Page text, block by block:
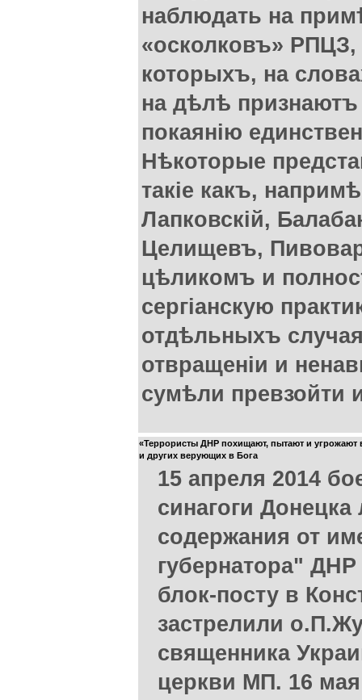
наблюдать на
«осколковъ» РПЦЗ,
которыхъ, на
на дѣлѣ признаютъ
покаянію
Нѣкоторые
такіе какъ,
Лапковскiй,
Целищевъ,
цѣликомъ и
сергіанскую
отдѣльныхъ
отвращеніи и
сумѣли превзойти
«Террористы ДНР похищают, пытают и угрожают
и других верующих в Бога
15 апреля 2014
синагоги Донецка
содержания от
губернатора"
блок-посту в
застрелили
священника
церкви МП. 16